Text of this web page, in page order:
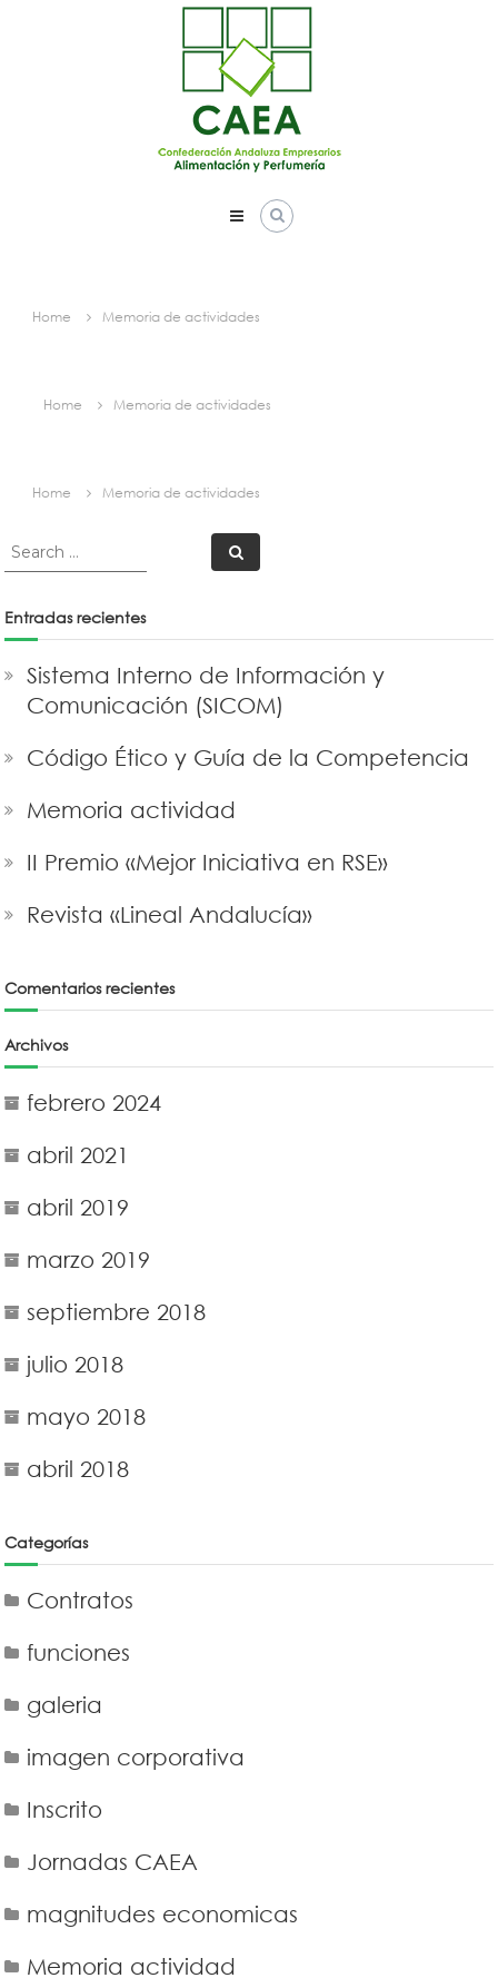
Home Memoria de actividades
Home Memoria de actividades
Home Memoria de actividades
Search
Search
Entradas recientes
Sistema Interno de Información y
Comunicación (SICOM)
Código Ético y Guía de la Competencia
Memoria actividad
II Premio «Mejor Iniciativa en RSE»
Revista «Lineal Andalucía»
Comentarios recientes
Archivos
febrero 2024
abril 2021
abril 2019
marzo 2019
septiembre 2018
julio 2018
mayo 2018
abril 2018
Categorías
Contratos
funciones
galeria
imagen corporativa
Inscrito
Jornadas CAEA
magnitudes economicas
Memoria actividad